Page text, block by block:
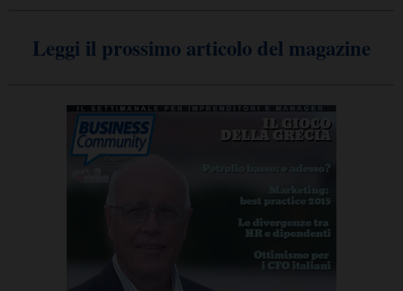
Leggi il prossimo articolo del magazine